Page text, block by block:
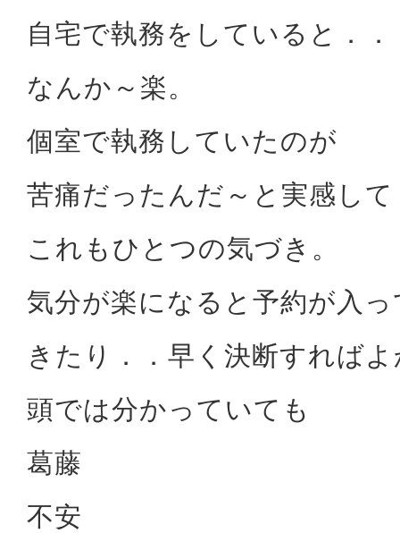
自宅で執務をしていると．．
なんか～楽。
個室で執務していたのが
苦痛だったんだ～と実感して
これもひとつの気づき。
気分が楽になると予約が入っ
きたり．．早く決断すれば
頭では分かっていても
葛藤
不安